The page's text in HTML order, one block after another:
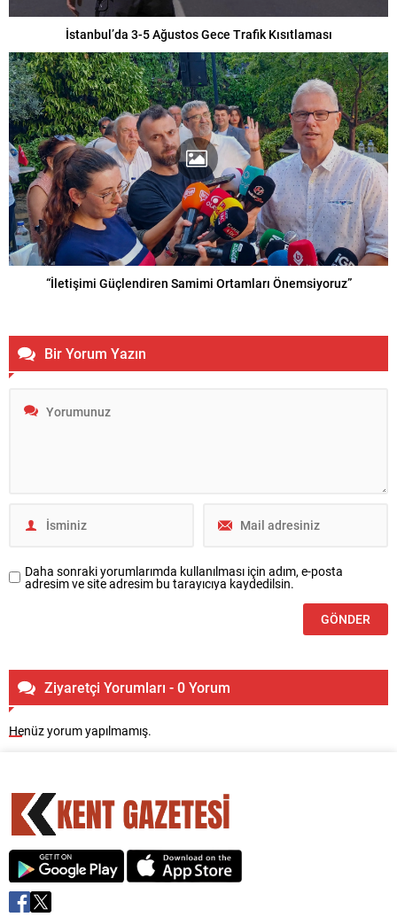
İstanbul’da 3-5 Ağustos Gece Trafik Kısıtlaması
“İletişimi Güçlendiren Samimi Ortamları Önemsiyoruz”
Bir Yorum Yazın
Daha sonraki yorumlarımda kullanılması için adım, e-posta
adresim ve site adresim bu tarayıcıya kaydedilsin.
Ziyaretçi Yorumları - 0 Yorum
Henüz yorum yapılmamış.